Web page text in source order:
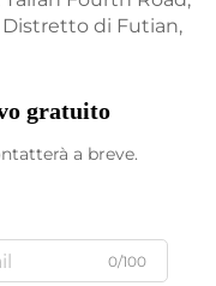
Distretto di Futian,
gratuito
a breve.
0/100